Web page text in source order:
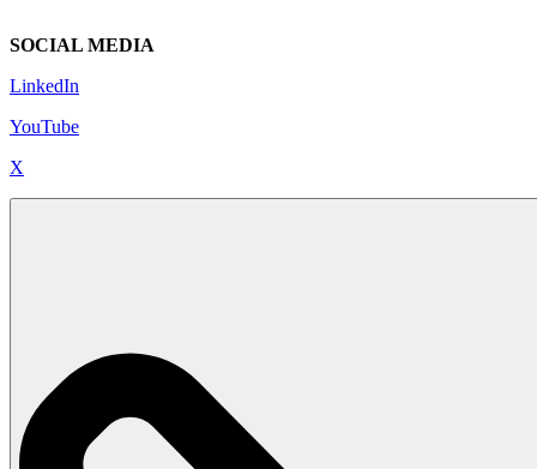
SOCIAL MEDIA
LinkedIn
YouTube
X